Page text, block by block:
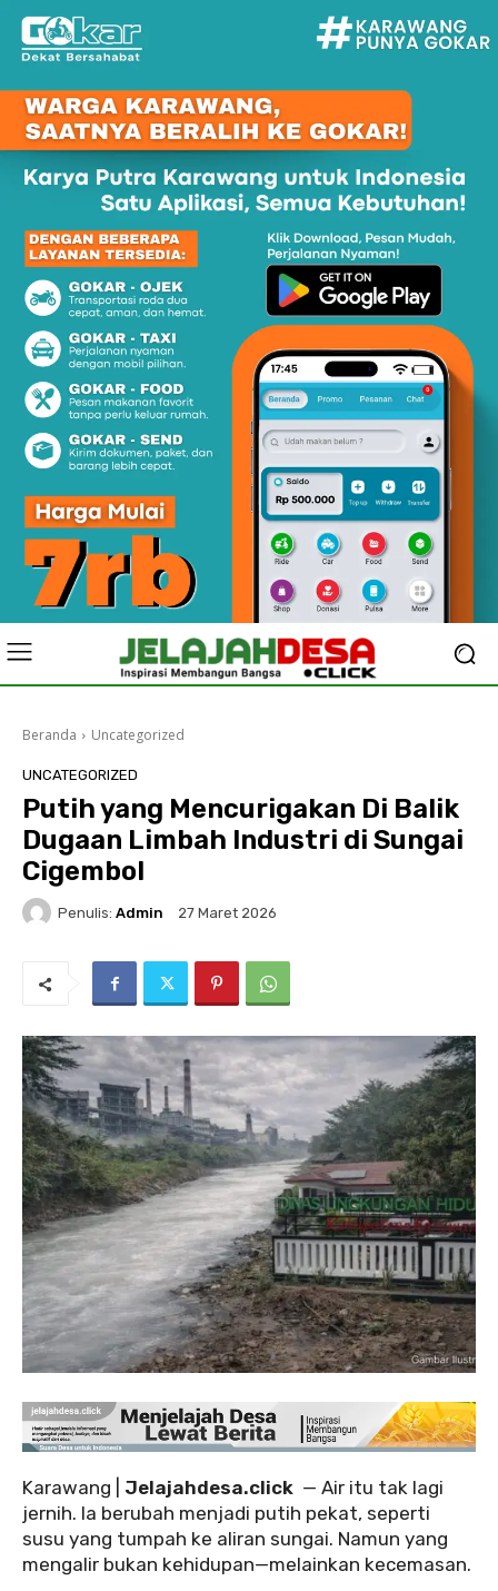
Beranda Uncategorized
UNCATEGORIZED
Putih yang Mencurigakan Di Balik
Dugaan Limbah Industri di Sungai
Cigembol
Penulis: Admin 27 Maret 2026
‎Karawang | Jelajahdesa.click — Air itu tak lagi
jernih. Ia berubah menjadi putih pekat, seperti
susu yang tumpah ke aliran sungai. Namun yang
mengalir bukan kehidupan—melainkan kecemasan.